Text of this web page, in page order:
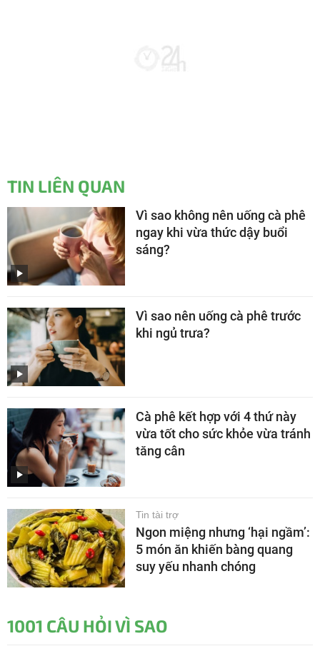
TIN LIÊN QUAN
Vì sao không nên uống cà phê
ngay khi vừa thức dậy buổi
sáng?
Vì sao nên uống cà phê trước
khi ngủ trưa?
Cà phê kết hợp với 4 thứ này
vừa tốt cho sức khỏe vừa tránh
tăng cân
Tin tài trợ
Ngon miệng nhưng ‘hại ngầm’:
5 món ăn khiến bàng quang
suy yếu nhanh chóng
1001 CÂU HỎI VÌ SAO